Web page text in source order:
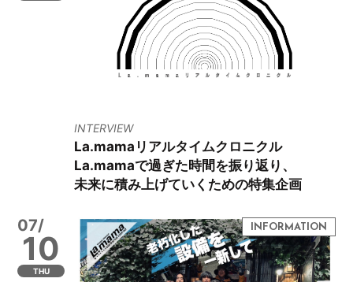
INTERVIEW
La.mamaリアルタイムクロニクル
La.mamaで過ぎた時間を振り返り、
未来に積み上げていくための特集企画
07/
10
THU